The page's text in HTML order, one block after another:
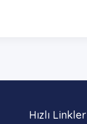
Hızlı Linkler